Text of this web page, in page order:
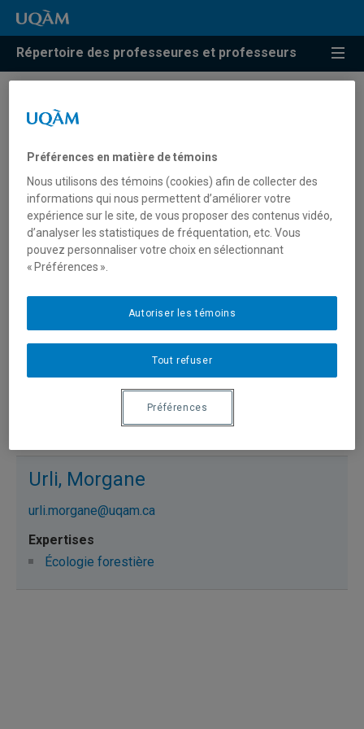
Répertoire des professeures et professeurs
Résultats de recherche pour
Bergeron, Yves
bergeron.yves@uqam.ca
Écologie forestière
Paquette, Alain
paquette.alain@uqam.ca
Écologie forestière
Urli, Morgane
urli.morgane@uqam.ca
Écologie forestière
Préférences en matière de témoins
Nous utilisons des témoins (cookies) afin de collecter des
informations qui nous permettent d’améliorer votre
expérience sur le site, de vous proposer des contenus vidéo,
d’analyser les statistiques de fréquentation, etc. Vous
pouvez personnaliser votre choix en sélectionnant
« Préférences ».
Tout refuser
Autoriser les témoins
Préférences